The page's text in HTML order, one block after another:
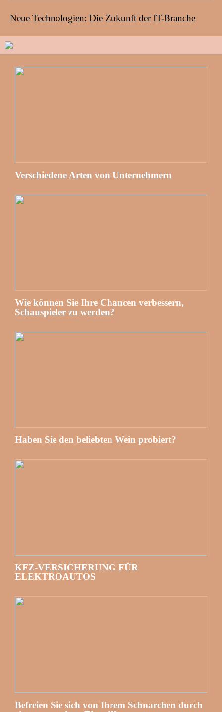
Neue Technologien: Die Zukunft der IT-Branche
Verschiedene Arten von Unternehmern
Wie können Sie Ihre Chancen verbessern,
Schauspieler zu werden?
Haben Sie den beliebten Wein probiert?
KFZ-VERSICHERUNG FÜR
ELEKTROAUTOS
Befreien Sie sich von Ihrem Schnarchen durch